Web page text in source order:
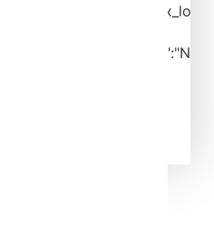
data-page="1"
data-start="1" data-